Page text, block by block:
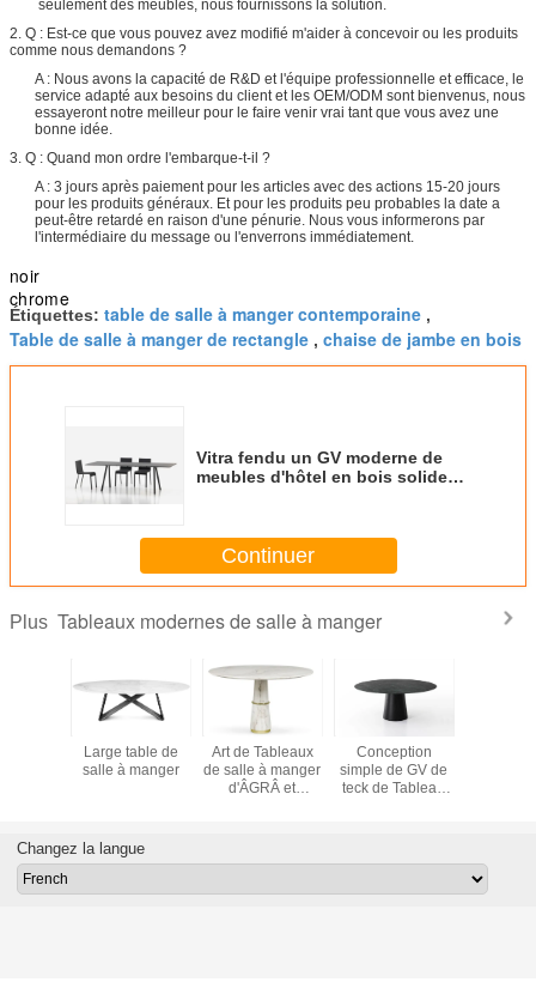
seulement des meubles, nous fournissons la solution.
2. Q : Est-ce que vous pouvez avez modifié m'aider à concevoir ou les produits
comme nous demandons ?
A : Nous avons la capacité de R&D et l'équipe professionnelle et efficace, le
service adapté aux besoins du client et les OEM/ODM sont bienvenus, nous
essayeront notre meilleur pour le faire venir vrai tant que vous avez une
bonne idée.
3. Q : Quand mon ordre l'embarque-t-il ?
A : 3 jours après paiement pour les articles avec des actions 15-20 jours
pour les produits généraux. Et pour les produits peu probables la date a
peut-être retardé en raison d'une pénurie. Nous vous informerons par
l'intermédiaire du message ou l'enverrons immédiatement.
noir
chrome
Étiquettes: table de salle à manger contemporaine ,
Table de salle à manger de rectangle , chaise de jambe en bois
Vitra fendu un GV moderne de
meubles d'hôtel en bois solide
Continuer
Plus Tableaux modernes de salle à manger
Large table de
salle à manger
Art de Tableaux
de salle à manger
d'ÂGRÂ et
d'élégance
Conception
simple de GV de
teck de Tableau
marbre de pièce
par
Changez la langue